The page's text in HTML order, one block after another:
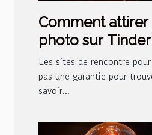
Comment attirer
photo sur Tinder
Les sites de rencontre
pas une garantie pour
savoir...